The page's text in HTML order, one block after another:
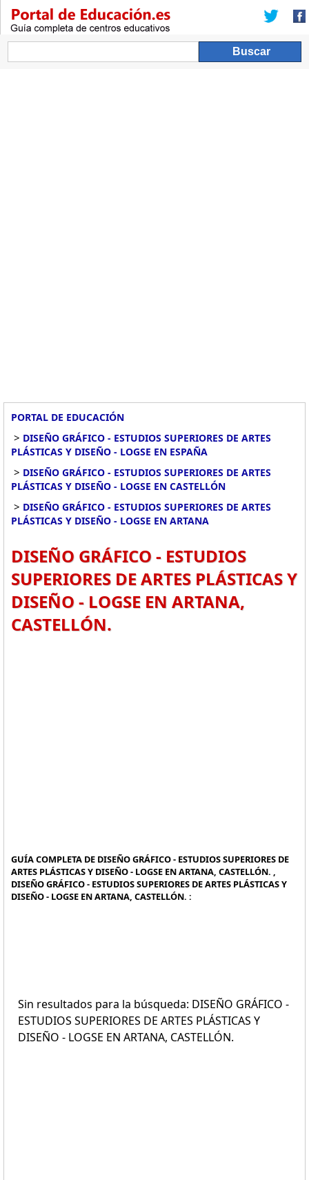
PORTAL DE EDUCACIÓN
> DISEÑO GRÁFICO - ESTUDIOS SUPERIORES DE ARTES
PLÁSTICAS Y DISEÑO - LOGSE EN ESPAÑA
> DISEÑO GRÁFICO - ESTUDIOS SUPERIORES DE ARTES
PLÁSTICAS Y DISEÑO - LOGSE EN CASTELLÓN
> DISEÑO GRÁFICO - ESTUDIOS SUPERIORES DE ARTES
PLÁSTICAS Y DISEÑO - LOGSE EN ARTANA
DISEÑO GRÁFICO - ESTUDIOS
SUPERIORES DE ARTES PLÁSTICAS Y
DISEÑO - LOGSE EN ARTANA,
CASTELLÓN.
GUÍA COMPLETA DE DISEÑO GRÁFICO - ESTUDIOS SUPERIORES DE
ARTES PLÁSTICAS Y DISEÑO - LOGSE EN ARTANA, CASTELLÓN. ,
DISEÑO GRÁFICO - ESTUDIOS SUPERIORES DE ARTES PLÁSTICAS Y
DISEÑO - LOGSE EN ARTANA, CASTELLÓN. :
Sin resultados para la búsqueda: DISEÑO GRÁFICO -
ESTUDIOS SUPERIORES DE ARTES PLÁSTICAS Y
DISEÑO - LOGSE EN ARTANA, CASTELLÓN.